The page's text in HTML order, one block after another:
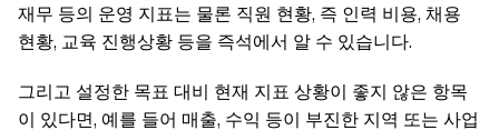
재무 등의 운영 지표는 물론 직원 현황, 즉 인력 비용, 채용
현황, 교육 진행상황 등을 즉석에서 알 수 있습니다.
그리고 설정한 목표 대비 현재 지표 상황이 좋지 않은 항목
이 있다면, 예를 들어 매출, 수익 등이 부진한 지역 또는 사업